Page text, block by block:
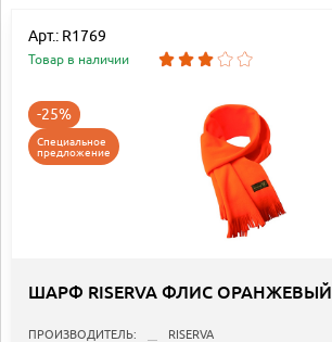
Арт.: R1769
Товар в наличии
-25%
Специальное
предложение
ШАРФ RISERVA ФЛИС ОРАНЖЕВЫЙ
ПРОИЗВОДИТЕЛЬ:
RISERVA